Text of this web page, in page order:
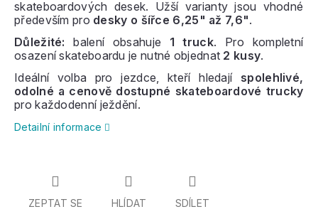
skateboardových desek. Užší varianty jsou vhodné
především pro desky o šířce 6,25" až 7,6".
Důležité: balení obsahuje 1 truck. Pro kompletní
osazení skateboardu je nutné objednat 2 kusy.
Ideální volba pro jezdce, kteří hledají spolehlivé,
odolné a cenově dostupné skateboardové trucky
pro každodenní ježdění.
Detailní informace
ZEPTAT SE HLÍDAT SDÍLET